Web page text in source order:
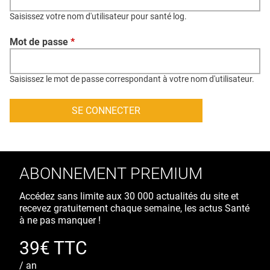
CONTACT
CRÉDITS
Saisissez votre nom d'utilisateur pour santé log.
Mot de passe *
Saisissez le mot de passe correspondant à votre nom d'utilisateur.
ABONNEMENT PREMIUM
Accédez sans limite aux 30 000 actualités du site et
recevez gratuitement chaque semaine, les actus Santé
à ne pas manquer !
39€ TTC
/ an